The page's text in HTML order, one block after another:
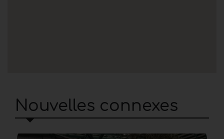
Nouvelles connexes